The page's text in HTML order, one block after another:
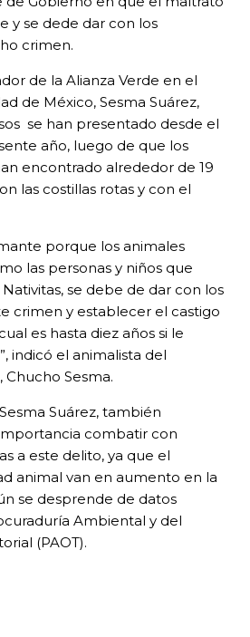
y se dede dar con los
crimen.
de la Alianza Verde en el
de México, Sesma Suárez,
se han presentado desde el
año, luego de que los
encontrado alrededor de 19
las costillas rotas y con el
porque los animales
las personas y niños que
se debe de dar con los
crimen y establecer el castigo
es hasta diez años si le
indicó el animalista del
Sesma.
Suárez, también
combatir con
a este delito, ya que el
animal van en aumento en la
se desprende de datos
Ambiental y del
(PAOT).